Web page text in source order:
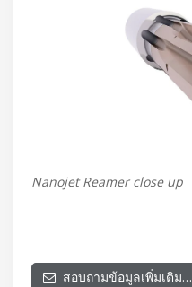
Nanojet Reamer close up
สอบถามข้อมูลเพิ่มเติม…